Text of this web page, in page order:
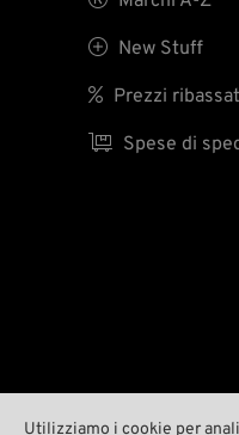
Utilizziamo i cookie per
 New Stuff
 Prezzi
 Spese di